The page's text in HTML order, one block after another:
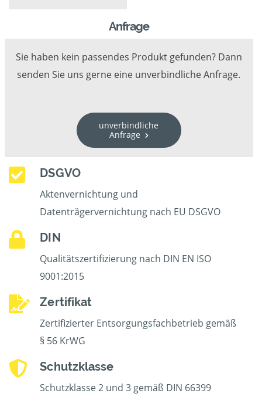
Anfrage
Sie haben kein passendes Produkt gefunden? Dann
senden Sie uns gerne eine unverbindliche Anfrage.
unverbindliche
Anfrage
DSGVO
Aktenvernichtung und
Datenträgervernichtung nach EU DSGVO
DIN
Qualitätszertifizierung nach DIN EN ISO
9001:2015
Zertifikat
Zertifizierter Entsorgungsfachbetrieb gemäß
§ 56 KrWG
Schutzklasse
Schutzklasse 2 und 3 gemäß DIN 66399